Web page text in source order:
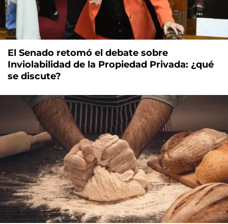
El Senado retomó el debate sobre
Inviolabilidad de la Propiedad Privada: ¿qué
se discute?